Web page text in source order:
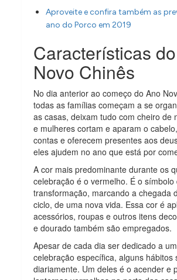
Aproveite e confira também as
ano do Porco em 2019
Características
Novo Chinês
No dia anterior ao começo do Ano
todas as famílias começam a se
as casas, deixam tudo com cheiro de
e mulheres cortam e aparam o
contas e oferecem presentes aos
eles ajudem no ano que está por
A cor mais predominante durante os
celebração é o vermelho. É o símbolo
transformação, marcando a chegada
ciclo, de uma nova vida. Essa cor é
acessórios, roupas e outros itens
e dourado também são empregados.
Apesar de cada dia ser dedicado a
celebração específica, alguns hábitos
diariamente. Um deles é o acender e